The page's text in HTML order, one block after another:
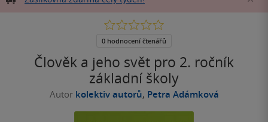
Člověk a jeho svět pro 2. ročník
základní školy
Autor kolektiv autorů, Petra Adámková
0.0
5
0 hodnocení čtenářů